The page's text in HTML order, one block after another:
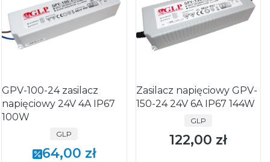
GPV-100-24 zasilacz
napięciowy 24V 4A IP67
100W
PRODUCENT
GLP
Cena promocyjna
64,00 zł
Zasilacz napięciowy GPV-
150-24 24V 6A IP67 144W
PRODUCENT
GLP
Cena
122,00 zł